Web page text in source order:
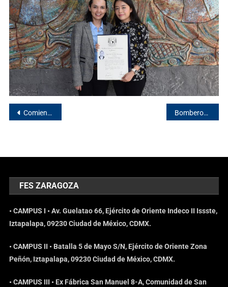
Comienza el 19° Congreso de Investigación Bomberos revisan instalaciones de Campus II
FES ZARAGOZA
• CAMPUS I • Av. Guelatao 66, Ejército de Oriente Indeco II Issste,
Iztapalapa, 09230 Ciudad de México, CDMX.
• CAMPUS II • Batalla 5 de Mayo S/N, Ejército de Oriente Zona
Peñón, Iztapalapa, 09230 Ciudad de México, CDMX.
• CAMPUS III • Ex Fábrica San Manuel 8-A, Comunidad de San